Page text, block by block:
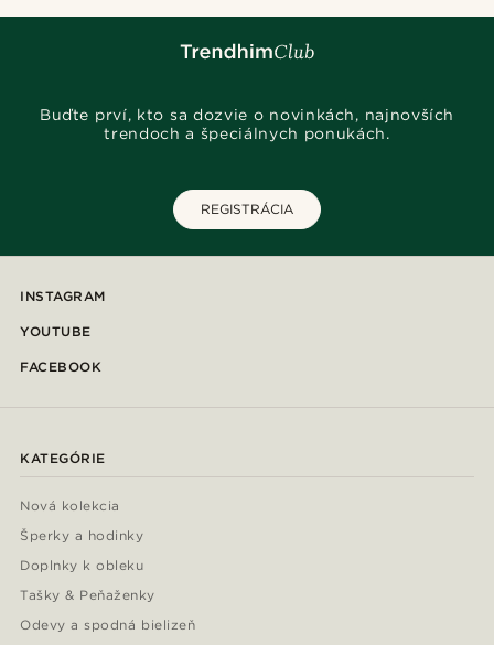
Buďte prví, kto sa dozvie o novinkách, najnovších
trendoch a špeciálnych ponukách.
REGISTRÁCIA
INSTAGRAM
YOUTUBE
FACEBOOK
KATEGÓRIE
Nová kolekcia
Šperky a hodinky
Doplnky k obleku
Tašky & Peňaženky
Odevy a spodná bielizeň